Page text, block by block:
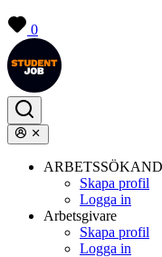
0
Skapa profil
Logga in
Arbetsgivare
Skapa profil
Logga in